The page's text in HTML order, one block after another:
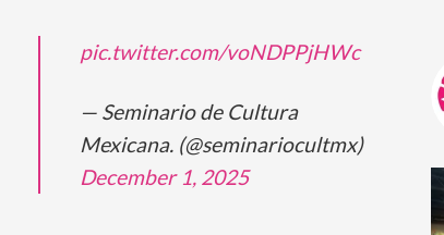
pic.twitter.com/voNDPPjHWc
— Seminario de Cultura
Mexicana. (@seminariocultmx)
December 1, 2025